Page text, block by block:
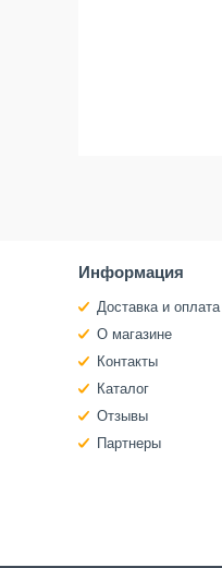
Информация
Доставка и оплата
О магазине
Контакты
Каталог
Отзывы
Партнеры